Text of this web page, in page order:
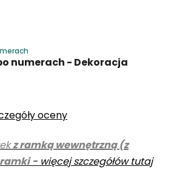
z ramką wewnętrzną (z
- więcej szczegółów tutaj
numerach - Dekoracja
oceny